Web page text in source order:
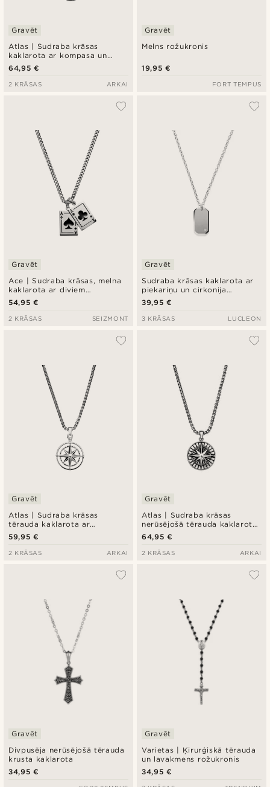
Atlas | Sudraba krāsas
kaklarota ar kompasa un
azūrmalahīta piekariņu
Gravēt
64,95 €
2 KRĀSAS ARKAI
Melns rožukronis
Gravēt
19,95 €
FORT TEMPUS
Ace | Sudraba krāsas, melna
kaklarota ar diviem
piekariņiem Ace Pair
Gravēt
54,95 €
2 KRĀSAS SEIZMONT
Sudraba krāsas kaklarota ar
piekariņu un cirkonija
akmentiņu
Gravēt
39,95 €
3 KRĀSAS LUCLEON
Atlas | Sudraba krāsas
tērauda kaklarota ar
Ziemeļzvaigznes piekariņu
Gravēt
59,95 €
2 KRĀSAS ARKAI
Atlas | Sudraba krāsas
nerūsējošā tērauda kaklarota
ar Ziemeļzvaigznes piekariņu
Gravēt
64,95 €
2 KRĀSAS ARKAI
Divpusēja nerūsējošā tērauda
krusta kaklarota
Gravēt
34,95 €
Varietas | Ķirurģiskā tērauda
un lavakmens rožukronis
Gravēt
34,95 €